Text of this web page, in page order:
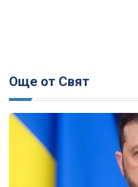
Още от Свят